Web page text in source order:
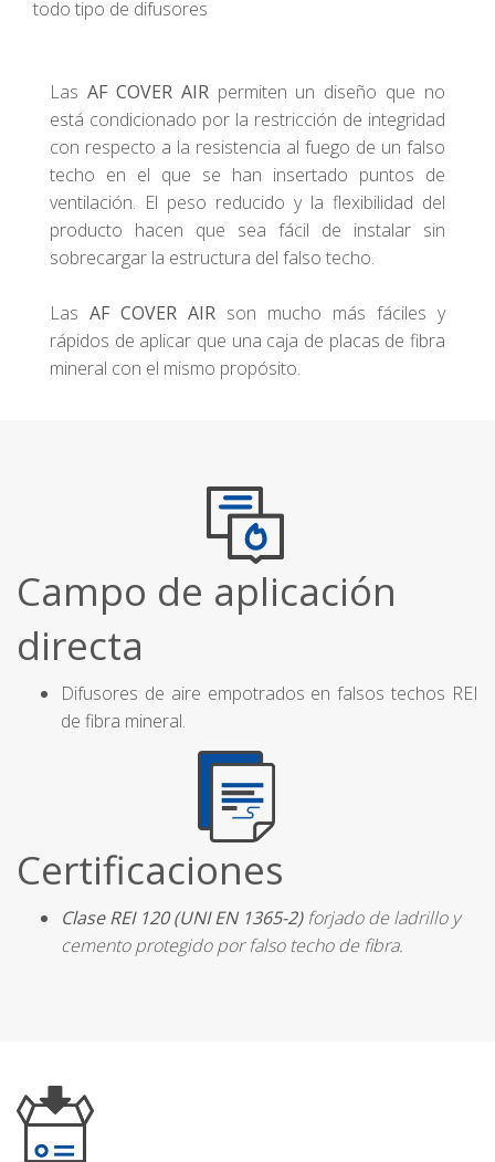
todo tipo de difusores
Las AF COVER AIR permiten un diseño que no
está condicionado por la restricción de integridad
con respecto a la resistencia al fuego de un falso
techo en el que se han insertado puntos de
ventilación. El peso reducido y la flexibilidad del
producto hacen que sea fácil de instalar sin
sobrecargar la estructura del falso techo.
Las AF COVER AIR son mucho más fáciles y
rápidos de aplicar que una caja de placas de fibra
mineral con el mismo propósito.
Campo de aplicación
directa
Difusores de aire empotrados en falsos techos REI
de fibra mineral.
Certificaciones
Clase REI 120 (UNI EN 1365-2) forjado de ladrillo y
cemento protegido por falso techo de fibra.